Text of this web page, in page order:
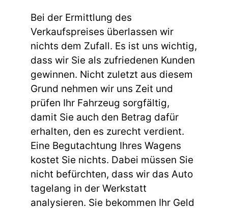
Bei der Ermittlung des
Verkaufspreises überlassen wir
nichts dem Zufall. Es ist uns wichtig,
dass wir Sie als zufriedenen Kunden
gewinnen. Nicht zuletzt aus diesem
Grund nehmen wir uns Zeit und
prüfen Ihr Fahrzeug sorgfältig,
damit Sie auch den Betrag dafür
erhalten, den es zurecht verdient.
Eine Begutachtung Ihres Wagens
kostet Sie nichts. Dabei müssen Sie
nicht befürchten, dass wir das Auto
tagelang in der Werkstatt
analysieren. Sie bekommen Ihr Geld